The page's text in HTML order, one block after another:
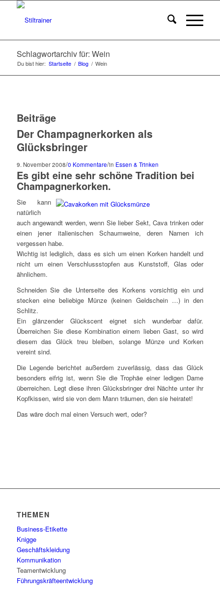
Schlagwortarchiv für: Wein
Du bist hier: Startseite / Blog / Wein
Beiträge
Der Champagnerkorken als
Glücksbringer
9. November 2008/0 Kommentare/in Essen & Trinken
Es gibt eine sehr schöne Tradition bei
Champagnerkorken.
Sie kann
natürlich
auch angewandt werden, wenn Sie lieber Sekt, Cava trinken oder
einen jener italienischen Schaumweine, deren Namen ich
vergessen habe.
Wichtig ist lediglich, dass es sich um einen Korken handelt und
nicht um einen Verschlussstopfen aus Kunststoff, Glas oder
ähnlichem.
Schneiden Sie die Unterseite des Korkens vorsichtig ein und
stecken eine beliebige Münze (keinen Geldschein …) in den
Schlitz.
Ein glänzender Glückscent eignet sich wunderbar dafür.
Überreichen Sie diese Kombination einem lieben Gast, so wird
diesem das Glück treu bleiben, solange Münze und Korken
vereint sind.
Die Legende berichtet außerdem zuverlässig, dass das Glück
besonders eifrig ist, wenn Sie die Trophäe einer ledigen Dame
überreichen. Legt diese ihren Glücksbringer drei Nächte unter ihr
Kopfkissen, wird sie von dem Mann träumen, den sie heiratet!
Das wäre doch mal einen Versuch wert, oder?
THEMEN
Business-Etikette
Knigge
Geschäftskleidung
Kommunikation
Teamentwicklung
Führungskräfteentwicklung